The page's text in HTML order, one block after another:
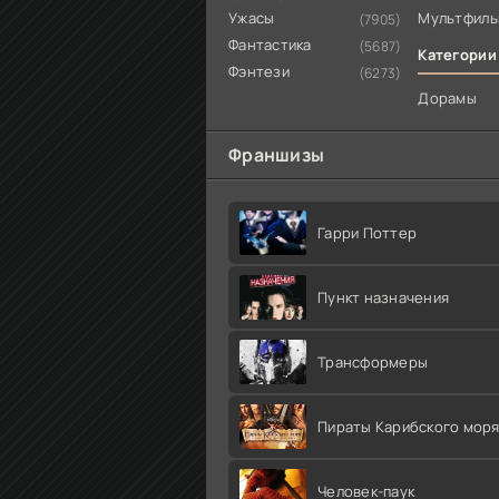
Ужасы (7905)
Фантастика (5687)
Фэнтези (6273)
Категории
Дорамы
Франшизы
Гарри Поттер
Пункт назначения
Трансформеры
Пираты Карибского моря
Человек-паук